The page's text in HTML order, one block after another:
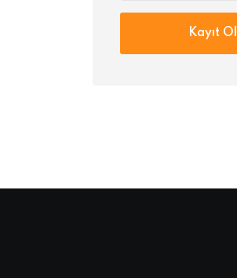
Kayıt Ol